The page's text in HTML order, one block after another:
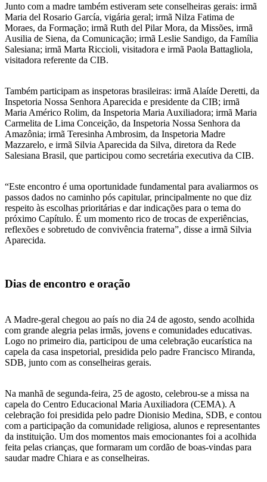
Junto com a madre também estiveram sete conselheiras gerais: irmã
Maria del Rosario García, vigária geral; irmã Nilza Fatima de
Moraes, da Formação; irmã Ruth del Pilar Mora, da Missões, irmã
Ausilia de Siena, da Comunicação; irmã Leslie Sandigo, da Família
Salesiana; irmã Marta Riccioli, visitadora e irmã Paola Battagliola,
visitadora referente da CIB.
Também participam as inspetoras brasileiras: irmã Alaíde Deretti, da
Inspetoria Nossa Senhora Aparecida e presidente da CIB; irmã
Maria Américo Rolim, da Inspetoria Maria Auxiliadora; irmã Maria
Carmelita de Lima Conceição, da Inspetoria Nossa Senhora da
Amazônia; irmã Teresinha Ambrosim, da Inspetoria Madre
Mazzarelo, e irmã Silvia Aparecida da Silva, diretora da Rede
Salesiana Brasil, que participou como secretária executiva da CIB.
“Este encontro é uma oportunidade fundamental para avaliarmos os
passos dados no caminho pós capitular, principalmente no que diz
respeito às escolhas prioritárias e dar indicações para o tema do
próximo Capítulo. É um momento rico de trocas de experiências,
reflexões e sobretudo de convivência fraterna”, disse a irmã Silvia
Aparecida.
Dias de encontro e oração
A Madre-geral chegou ao país no dia 24 de agosto, sendo acolhida
com grande alegria pelas irmãs, jovens e comunidades educativas.
Logo no primeiro dia, participou de uma celebração eucarística na
capela da casa inspetorial, presidida pelo padre Francisco Miranda,
SDB, junto com as conselheiras gerais.
Na manhã de segunda-feira, 25 de agosto, celebrou-se a missa na
capela do Centro Educacional Maria Auxiliadora (CEMA). A
celebração foi presidida pelo padre Dionisio Medina, SDB, e contou
com a participação da comunidade religiosa, alunos e representantes
da instituição. Um dos momentos mais emocionantes foi a acolhida
feita pelas crianças, que formaram um cordão de boas-vindas para
saudar madre Chiara e as conselheiras.